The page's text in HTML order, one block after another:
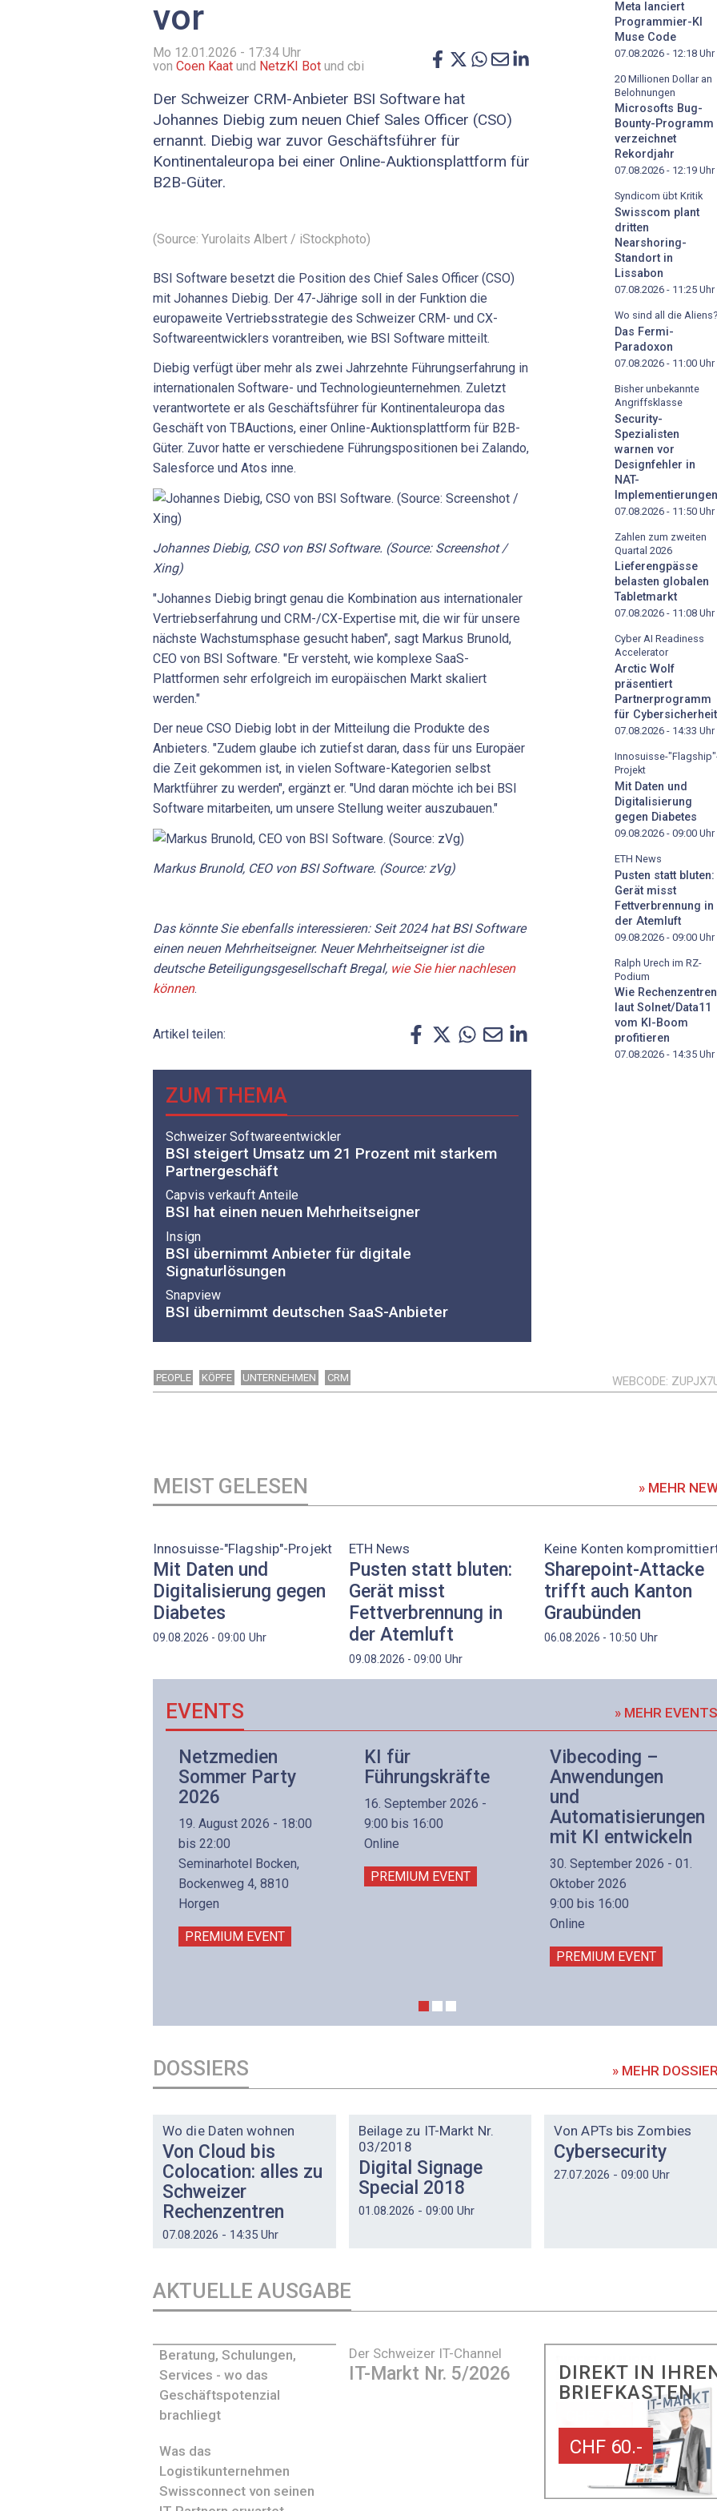
vor
Mo 12.01.2026 - 17:34 Uhr
von Coen Kaat und NetzKI Bot und cbi
Der Schweizer CRM-Anbieter BSI Software hat
Johannes Diebig zum neuen Chief Sales Officer (CSO)
ernannt. Diebig war zuvor Geschäftsführer für
Kontinentaleuropa bei einer Online-Auktionsplattform für
B2B-Güter.
(Source: Yurolaits Albert / iStockphoto)
BSI Software besetzt die Position des Chief Sales Officer (CSO)
mit Johannes Diebig. Der 47-Jährige soll in der Funktion die
europaweite Vertriebsstrategie des Schweizer CRM- und CX-
Softwareentwicklers vorantreiben, wie BSI Software mitteilt.
Diebig verfügt über mehr als zwei Jahrzehnte Führungserfahrung in
internationalen Software- und Technologieunternehmen. Zuletzt
verantwortete er als Geschäftsführer für Kontinentaleuropa das
Geschäft von TBAuctions, einer Online-Auktionsplattform für B2B-
Güter. Zuvor hatte er verschiedene Führungspositionen bei Zalando,
Salesforce und Atos inne.
Johannes Diebig, CSO von BSI Software. (Source: Screenshot /
Xing)
"Johannes Diebig bringt genau die Kombination aus internationaler
Vertriebserfahrung und CRM-/CX-Expertise mit, die wir für unsere
nächste Wachstumsphase gesucht haben", sagt Markus Brunold,
CEO von BSI Software. "Er versteht, wie komplexe SaaS-
Plattformen sehr erfolgreich im europäischen Markt skaliert
werden."
Der neue CSO Diebig lobt in der Mitteilung die Produkte des
Anbieters. "Zudem glaube ich zutiefst daran, dass für uns Europäer
die Zeit gekommen ist, in vielen Software-Kategorien selbst
Marktführer zu werden", ergänzt er. "Und daran möchte ich bei BSI
Software mitarbeiten, um unsere Stellung weiter auszubauen."
Markus Brunold, CEO von BSI Software. (Source: zVg)
Das könnte Sie ebenfalls interessieren: Seit 2024 hat BSI Software
einen neuen Mehrheitseigner. Neuer Mehrheitseigner ist die
deutsche Beteiligungsgesellschaft Bregal, wie Sie hier nachlesen
können.
Artikel teilen:
ZUM THEMA
Schweizer Softwareentwickler
BSI steigert Umsatz um 21 Prozent mit starkem
Partnergeschäft
Capvis verkauft Anteile
BSI hat einen neuen Mehrheitseigner
Insign
BSI übernimmt Anbieter für digitale
Signaturlösungen
Snapview
BSI übernimmt deutschen SaaS-Anbieter
Meta lanciert
Programmier-KI
Muse Code
07.08.2026 - 12:18 Uhr
20 Millionen Dollar an
Belohnungen
Microsofts Bug-
Bounty-Programm
verzeichnet
Rekordjahr
07.08.2026 - 12:19 Uhr
Syndicom übt Kritik
Swisscom plant
dritten
Nearshoring-
Standort in
Lissabon
07.08.2026 - 11:25 Uhr
Wo sind all die Aliens?
Das Fermi-
Paradoxon
07.08.2026 - 11:00 Uhr
Bisher unbekannte
Angriffsklasse
Security-
Spezialisten
warnen vor
Designfehler in
NAT-
Implementierungen
07.08.2026 - 11:50 Uhr
Zahlen zum zweiten
Quartal 2026
Lieferengpässe
belasten globalen
Tabletmarkt
07.08.2026 - 11:08 Uhr
Cyber AI Readiness
Accelerator
Arctic Wolf
präsentiert
Partnerprogramm
für Cybersicherheit
07.08.2026 - 14:33 Uhr
Innosuisse-
Projekt
Mit Daten und
Digitalisierung
gegen Diabetes
09.08.2026 - 09:00 Uhr
ETH News
Pusten statt bluten:
Gerät misst
Fettverbrennung in
der Atemluft
09.08.2026 - 09:00 Uhr
Ralph Urech im RZ-
Podium
Wie Rechenzentren
laut Solnet/Data11
vom KI-Boom
profitieren
07.08.2026 - 14:35 Uhr
PEOPLE KÖPFE UNTERNEHMEN CRM WEBCODE
MEIST GELESEN » MEHR
Innosuisse-"Flagship"-Projekt
Mit Daten und
Digitalisierung gegen
Diabetes
09.08.2026 - 09:00 Uhr
ETH News
Pusten statt bluten:
Gerät misst
Fettverbrennung in
der Atemluft
09.08.2026 - 09:00 Uhr
Keine Konten
Sharepoint-Attacke
trifft auch Kanton
Graubünden
06.08.2026 - 10:50 Uhr
EVENTS » MEHR
Netzmedien
Sommer Party
2026
19. August 2026 - 18:00
bis 22:00
Seminarhotel Bocken,
Bockenweg 4, 8810
Horgen
PREMIUM EVENT
KI für
Führungskräfte
16. September 2026 -
9:00 bis 16:00
Online
PREMIUM EVENT
Vibecoding –
Anwendungen
und
Automatisierungen
mit KI entwickeln
30. September 2026 - 01.
Oktober 2026
9:00 bis 16:00
Online
PREMIUM EVENT
DOSSIERS » MEHR
Wo die Daten wohnen
Von Cloud bis
Colocation: alles zu
Schweizer
Rechenzentren
07.08.2026 - 14:35 Uhr
Beilage zu IT-Markt Nr.
03/2018
Digital Signage
Special 2018
01.08.2026 - 09:00 Uhr
Von APTs bis Zombies
Cybersecurity
27.07.2026 - 09:00 Uhr
AKTUELLE AUSGABE
Der Schweizer IT-Channel
IT-Markt Nr. 5/2026
Beratung, Schulungen,
Services - wo das
Geschäftspotenzial
brachliegt
Was das
Logistikunternehmen
Swissconnect von seinen
DIREKT IN
BRIEFKASTEN
CHF 60.-